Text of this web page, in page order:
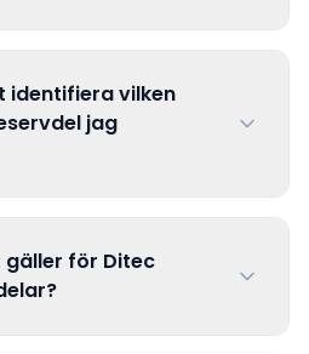
identifiera vilken
jag
för Ditec